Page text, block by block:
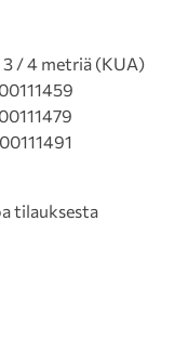
/ 4 metriä (KUA)
tilauksesta